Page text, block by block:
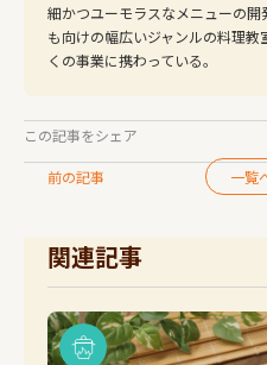
細かつユーモラスなメニューの
も向けの幅広いジャンルの料理
くの事業に携わっている。
この記事をシェア
前の記事 一覧
関連記事